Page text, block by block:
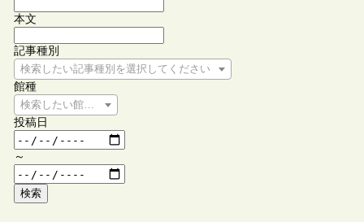
本文
記事種別
検索したい記事種別を選択してください
館種
検索したい館種を選択してください
投稿日
～
検索